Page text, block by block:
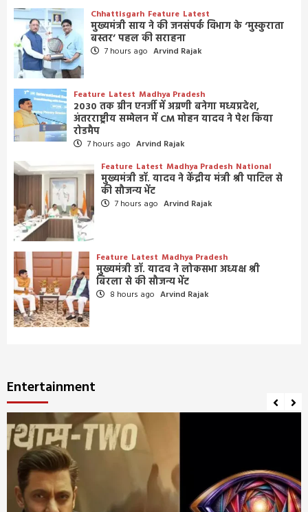
Chhattisgarh Feature Latest
मुख्यमंत्री साय ने की जनसंपर्क विभाग के ‘मुस्कुराता
बस्तर’ पहल की सराहना
7 hours ago Arvind Rajak
Feature Latest Madhya Pradesh
2030 तक ग्रीन एनर्जी में अग्रणी बनेगा मध्यप्रदेश,
अंतरराष्ट्रीय सम्मेलन में CM मोहन यादव ने पेश किया
रोडमैप
7 hours ago Arvind Rajak
Feature Latest Madhya Pradesh National
मुख्यमंत्री डॉ. यादव ने केंद्रीय मंत्री श्री पाटिल से
की सौजन्य भेंट
7 hours ago Arvind Rajak
Feature Latest Madhya Pradesh
मुख्यमंत्री डॉ. यादव ने लोकसभा अध्यक्ष श्री
बिरला से की सौजन्य भेंट
8 hours ago Arvind Rajak
Entertainment